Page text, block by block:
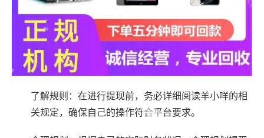
了解规则：在进行提现前，务必详细阅读羊小咩的相
关规定，确保自己的操作符合平台要求。